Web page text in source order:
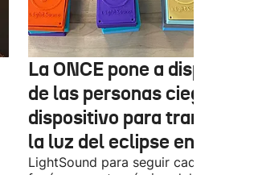
La ONCE pone a
de las personas ciegas un
dispositivo para
la luz del eclipse en
LightSound para seguir cada fase del